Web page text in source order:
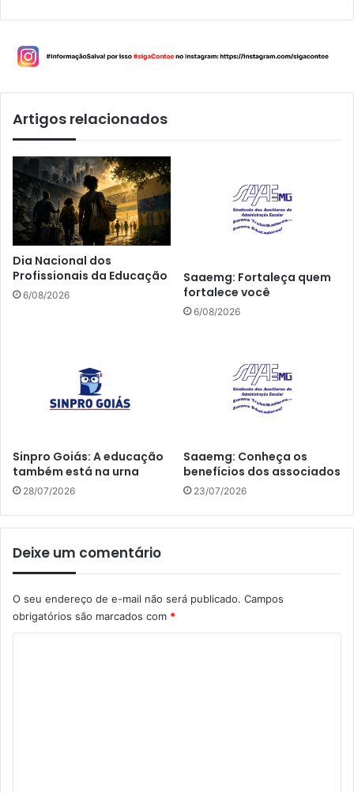
Artigos relacionados
Dia Nacional dos
Profissionais da Educação
6/08/2026
Saaemg: Fortaleça quem
fortalece você
6/08/2026
Sinpro Goiás: A educação
também está na urna
28/07/2026
Saaemg: Conheça os
benefícios dos associados
23/07/2026
Deixe um comentário
O seu endereço de e-mail não será publicado. Campos
obrigatórios são marcados com *